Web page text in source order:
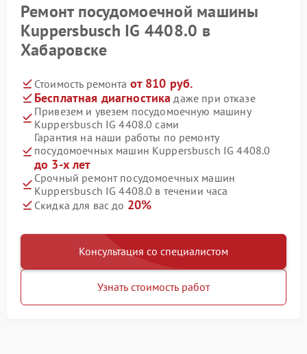
Ремонт посудомоечной машины
Kuppersbusch IG 4408.0 в
Хабаровске
Стоимость ремонта от 810 руб.
Бесплатная диагностика даже при отказе
Привезем и увезем посудомоечную машину
Kuppersbusch IG 4408.0 сами
Гарантия на наши работы по ремонту
посудомоечных машин Kuppersbusch IG 4408.0
до 3-х лет
Срочный ремонт посудомоечных машин
Kuppersbusch IG 4408.0 в течении часа
Скидка для вас до 20%
Консультация со специалистом
Узнать стоимость работ